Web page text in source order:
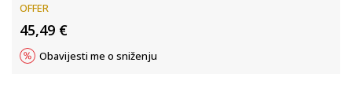
OFFER
45,49 €
Obavijesti me o sniženju